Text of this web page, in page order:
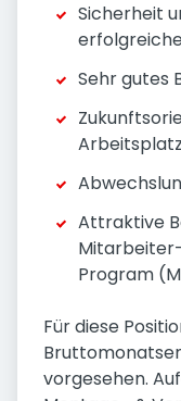
Sicherheit
Sehr gutes
Arbeitsplatz
Attraktive
Program
Für diese
vorgesehen.